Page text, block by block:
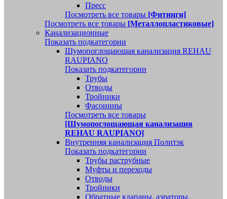
Пресс
Посмотреть все товары [Фитинги]
Посмотреть все товары [Металлопластиковые]
Канализационные
Показать подкатегории
Шумопоглощающая канализация REHAU
RAUPIANO
Показать подкатегории
Трубы
Отводы
Тройники
Фасонины
Посмотреть все товары
[Шумопоглощающая канализация
REHAU RAUPIANO]
Внутренняя канализация Политэк
Показать подкатегории
Трубы раструбные
Муфты и переходы
Отводы
Тройники
Обратные клапаны, аэраторы,